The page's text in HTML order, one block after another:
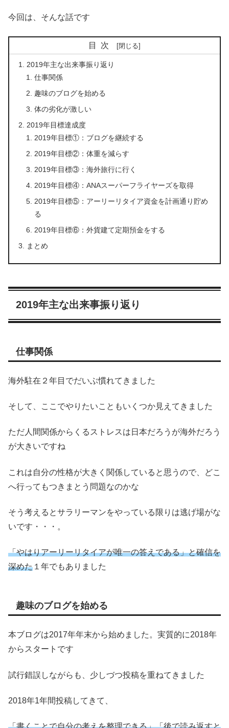
今回は、そんな話です
目次
2019年主な出来事振り返り
仕事関係
趣味のブログを始める
体の劣化が激しい
2019年目標達成度
2019年目標①：ブログを継続する
2019年目標②：体重を減らす
2019年目標③：海外旅行に行く
2019年目標④：ANAスーパーフライヤーズを取得
2019年目標⑤：アーリーリタイア資金を計画通り貯め
る
2019年目標⑥：外貨建て定期預金をする
まとめ
2019年主な出来事振り返り
仕事関係
海外駐在２年目でだいぶ慣れてきました
そして、ここでやりたいこともいくつか見えてきました
ただ人間関係からくるストレスは日本だろうが海外だろう
が大きいですね
これは自分の性格が大きく関係していると思うので、どこ
へ行ってもつきまとう問題なのかな
そう考えるとサラリーマンをやっている限りは逃げ場がな
いです・・・。
「やはりアーリーリタイアが唯一の答えである」と確信を
深めた １年でもありました
趣味のブログを始める
本ブログは2017年年末から始めました。実質的に2018年
からスタートです
試行錯誤しながらも、少しづつ投稿を重ねてきました
2018年1年間投稿してきて、